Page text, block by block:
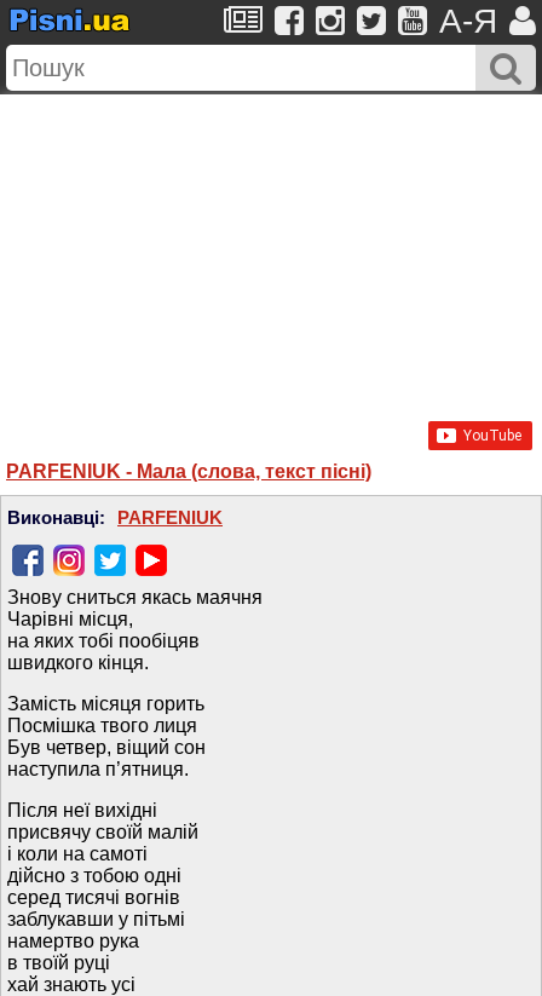
A-Я
PARFENIUK - Мала (слова, текст пісні)
Виконавці: PARFENIUK
Знову сниться якась маячня
Чарівні місця,
на яких тобі пообіцяв
швидкого кінця.
Замість місяця горить
Посмішка твого лиця
Був четвер, віщий сон
наступила п’ятниця.
Після неї вихідні
присвячу своїй малій
і коли на самоті
дійсно з тобою одні
серед тисячі вогнів
заблукавши у пітьмі
намертво рука
в твоїй руці
хай знають усі